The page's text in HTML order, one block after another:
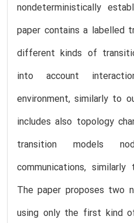
nondeterministically
paper contains a labelled
different kinds of
into account
environment, similarly to
includes also topology
transition models
communications,
The paper proposes two
using only the first kind